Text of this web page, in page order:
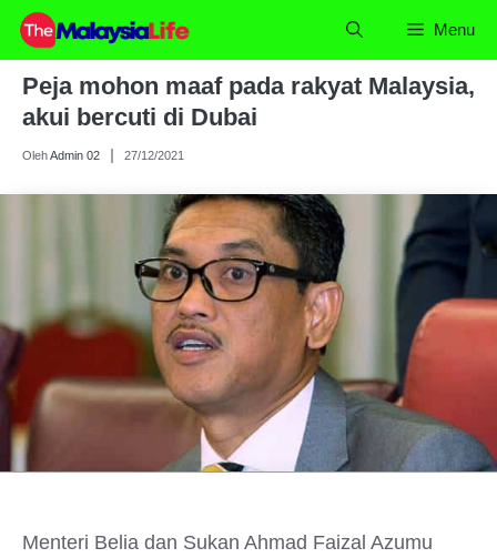
Skip
content
Menu
Peja mohon maaf pada rakyat Malaysia,
akui bercuti di Dubai
OlehAdmin 02 27/12/2021
Menteri Belia dan Sukan Ahmad Faizal Azumu